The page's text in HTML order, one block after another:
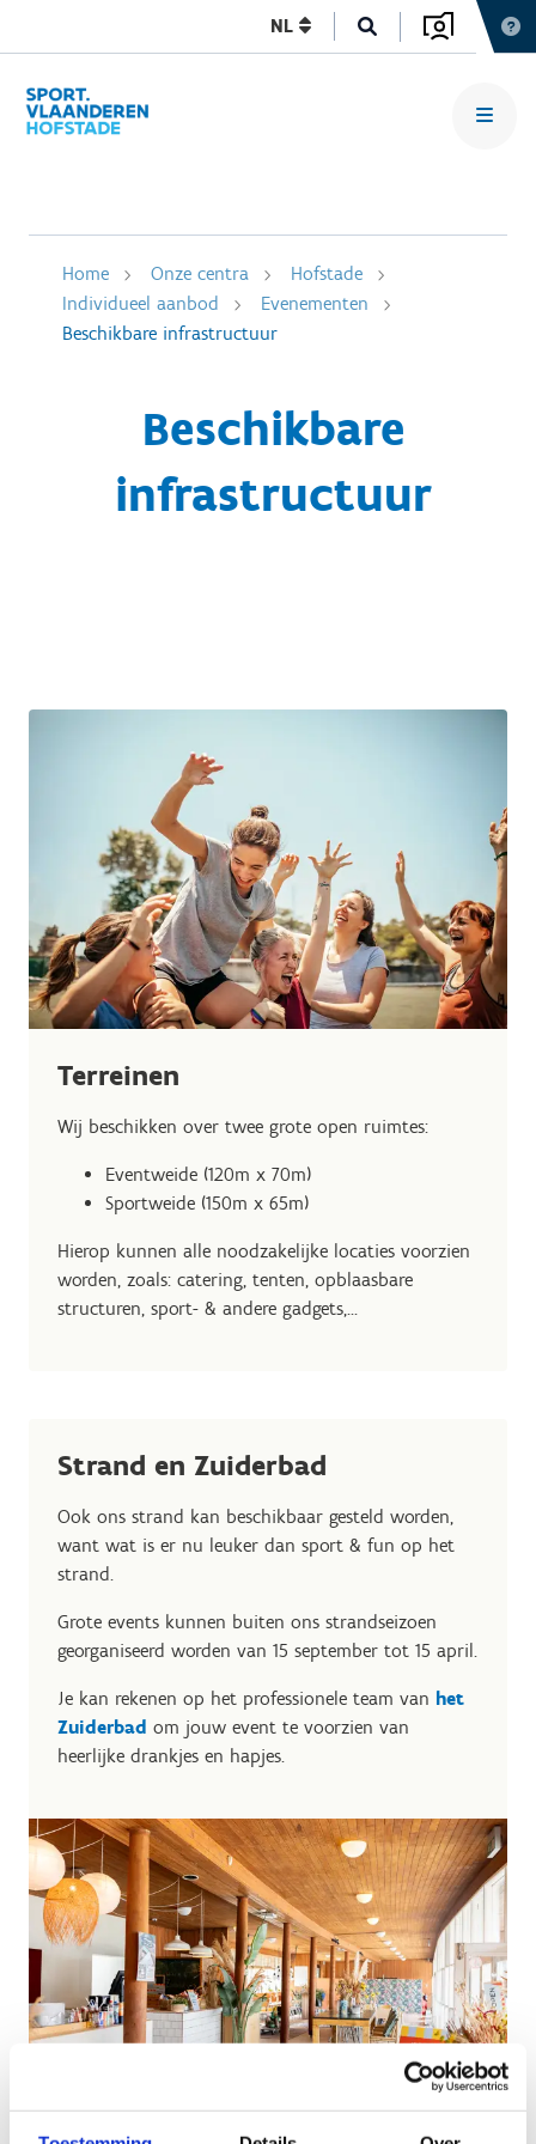
NL
Home Onze centra
Hofstade
Individueel aanbod
Evenementen
Beschikbare infrastructuur
Beschikbare
infrastructuur
Terreinen
Wij beschikken over twee grote open ruimtes:
Eventweide (120m x 70m)
Sportweide (150m x 65m)
Hierop kunnen alle noodzakelijke locaties voorzien
worden, zoals: catering, tenten, opblaasbare
structuren, sport- & andere gadgets,...
Strand en Zuiderbad
Ook ons strand kan beschikbaar gesteld worden,
want wat is er nu leuker dan sport & fun op het
strand.
Grote events kunnen buiten ons strandseizoen
georganiseerd worden van 15 september tot 15 april.
Je kan rekenen op het professionele team van het
Zuiderbad om jouw event te voorzien van
heerlijke drankjes en hapjes.